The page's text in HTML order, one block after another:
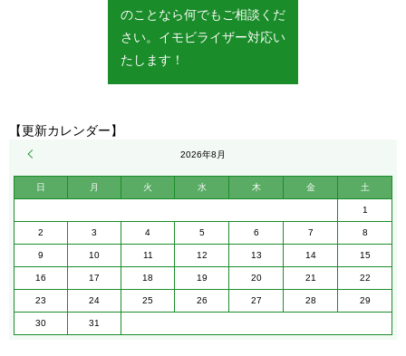
のことなら何でもご相談くだ
さい。イモビライザー対応い
たします！
【更新カレンダー】
2026年8月
日 月 火 水 木 金 土
1
2 3 4 5 6 7 8
9 10 11 12 13 14 15
16 17 18 19 20 21 22
23 24 25 26 27 28 29
30 31